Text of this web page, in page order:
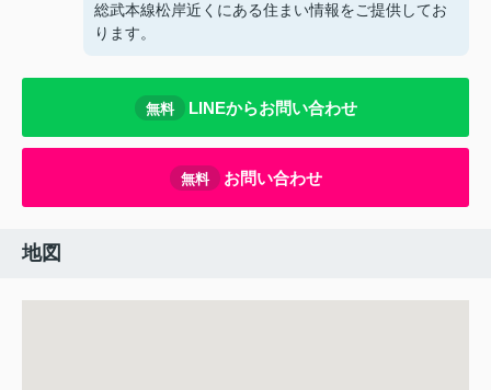
総武本線松岸近くにある住まい情報をご提供してお
ります。
無料 LINEからお問い合わせ
無料 お問い合わせ
地図